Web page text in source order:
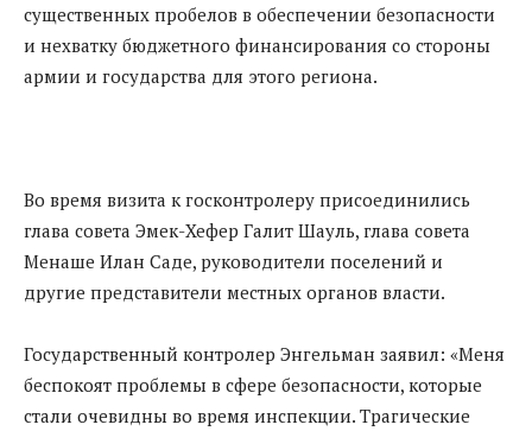
существенных пробелов в обеспечении безопасности
и нехватку бюджетного финансирования со стороны
армии и государства для этого региона.
Во время визита к госконтролеру присоединились
глава совета Эмек-Хефер Галит Шауль, глава совета
Менаше Илан Саде, руководители поселений и
другие представители местных органов власти.
Государственный контролер Энгельман заявил: «Меня
беспокоят проблемы в сфере безопасности, которые
стали очевидны во время инспекции. Трагические